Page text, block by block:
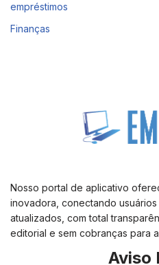
empréstimos
Finanças
Nosso portal de aplicativo
inovadora, conectando
atualizados, com total
editorial e sem cobranças para
Aviso